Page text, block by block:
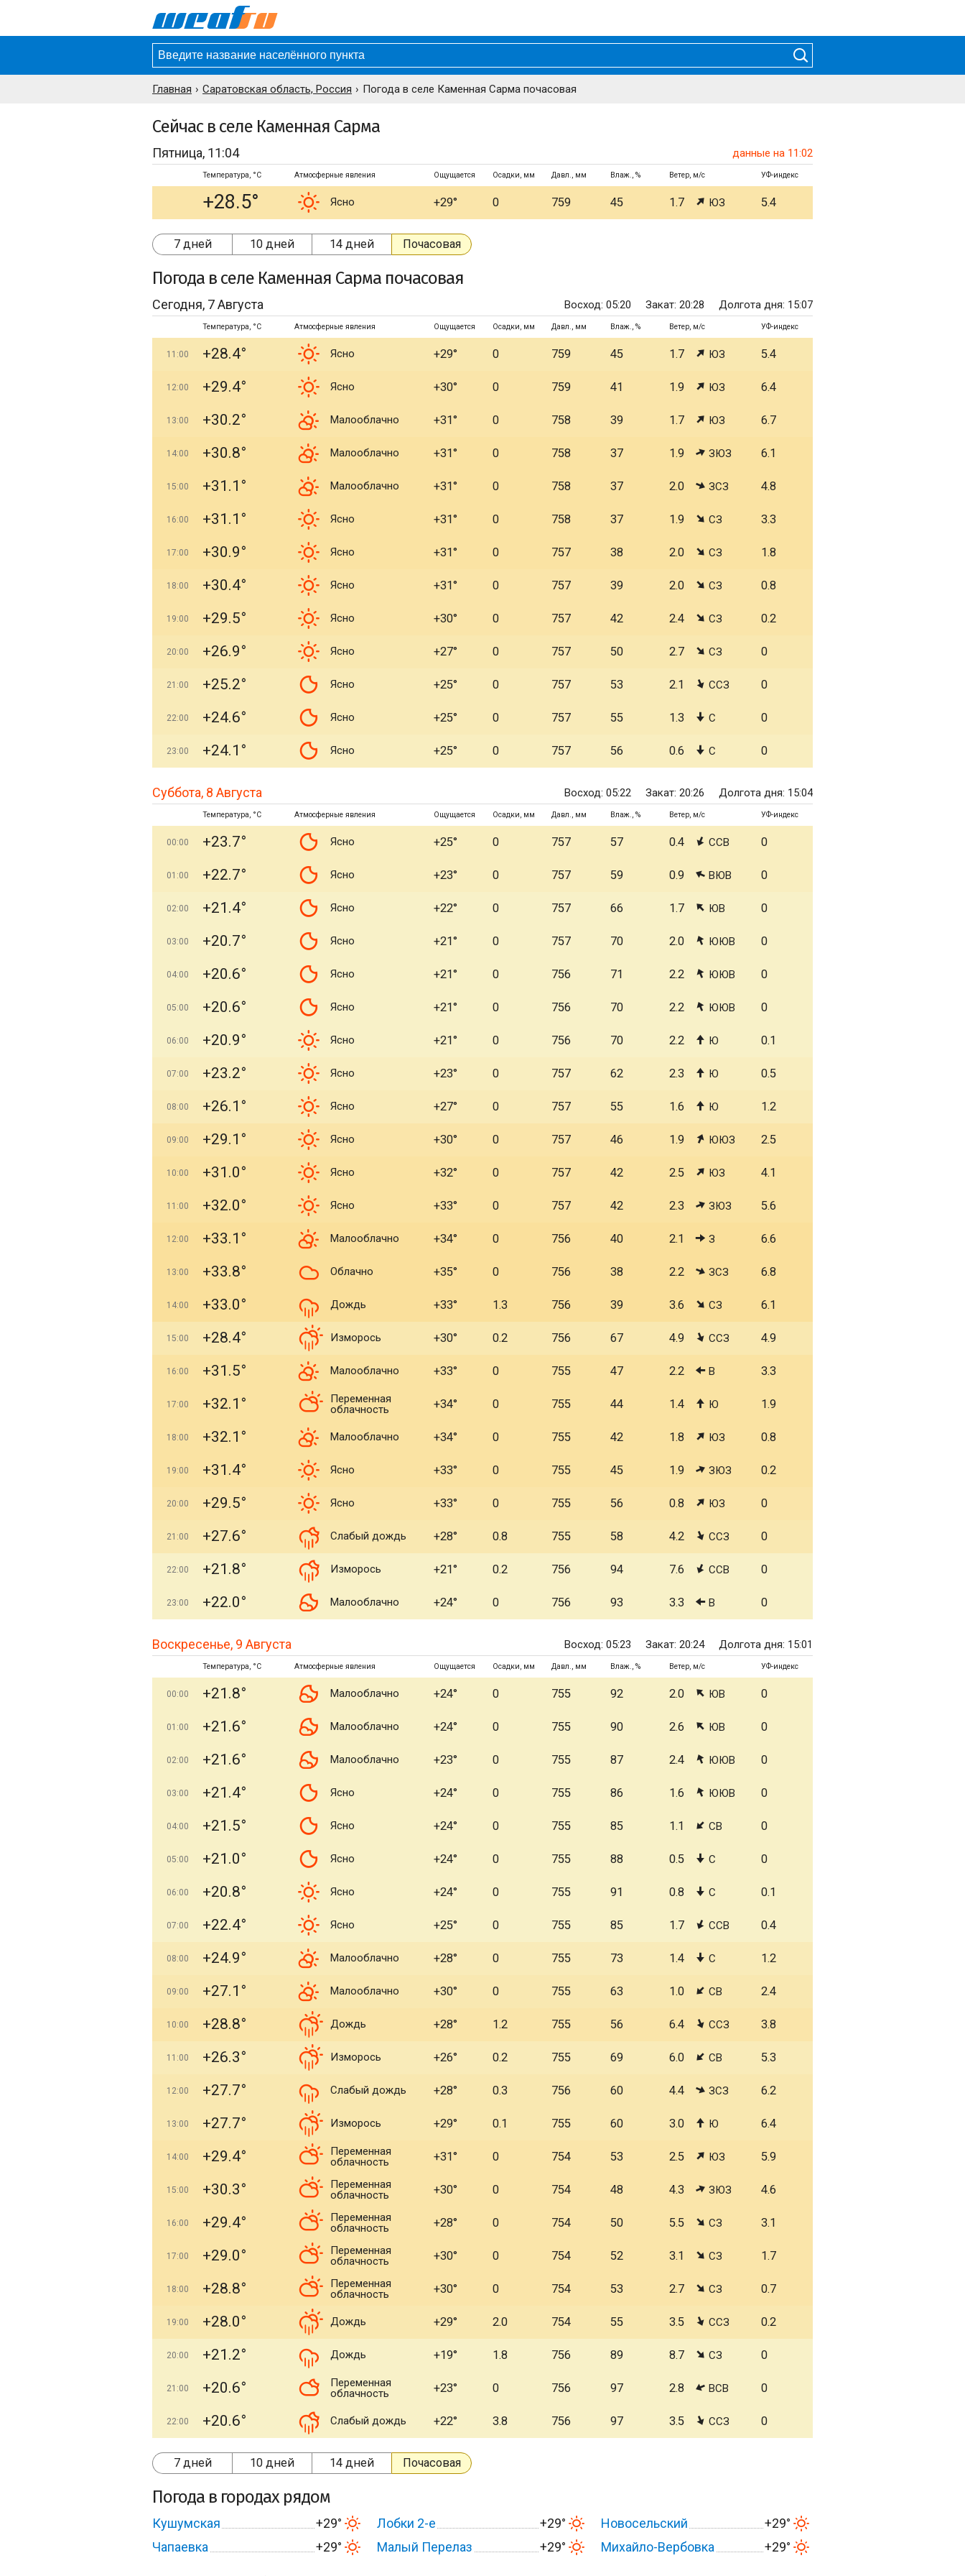
Главная Саратовская область, Россия Погода в селе Каменная Сарма почасовая
Сейчас в селе Каменная Сарма
Пятница, 11:04 данные на 11:02
Температура, °C Атмосферные явления Ощущается Осадки, мм Давл., мм Влаж., % Ветер, м/с УФ-индекс
+28.5° Ясно +29° 0 759 45 1.7 ЮЗ 5.4
7 дней 10 дней 14 дней Почасовая
Погода в селе Каменная Сарма почасовая
Сегодня, 7 Августа Восход: 05:20 Закат: 20:28 Долгота дня: 15:07
Температура, °C Атмосферные явления Ощущается Осадки, мм Давл., мм Влаж., % Ветер, м/с УФ-индекс
11:00 +28.4° Ясно +29° 0 759 45 1.7 ЮЗ 5.4
12:00 +29.4° Ясно +30° 0 759 41 1.9 ЮЗ 6.4
13:00 +30.2° Малооблачно +31° 0 758 39 1.7 ЮЗ 6.7
14:00 +30.8° Малооблачно +31° 0 758 37 1.9 ЗЮЗ 6.1
15:00 +31.1° Малооблачно +31° 0 758 37 2.0 ЗСЗ 4.8
16:00 +31.1° Ясно +31° 0 758 37 1.9 СЗ 3.3
17:00 +30.9° Ясно +31° 0 757 38 2.0 СЗ 1.8
18:00 +30.4° Ясно +31° 0 757 39 2.0 СЗ 0.8
19:00 +29.5° Ясно +30° 0 757 42 2.4 СЗ 0.2
20:00 +26.9° Ясно +27° 0 757 50 2.7 СЗ 0
21:00 +25.2° Ясно +25° 0 757 53 2.1 ССЗ 0
22:00 +24.6° Ясно +25° 0 757 55 1.3 С 0
23:00 +24.1° Ясно +25° 0 757 56 0.6 С 0
Суббота, 8 Августа Восход: 05:22 Закат: 20:26 Долгота дня: 15:04
Температура, °C Атмосферные явления Ощущается Осадки, мм Давл., мм Влаж., % Ветер, м/с УФ-индекс
00:00 +23.7° Ясно +25° 0 757 57 0.4 ССВ 0
01:00 +22.7° Ясно +23° 0 757 59 0.9 ВЮВ 0
02:00 +21.4° Ясно +22° 0 757 66 1.7 ЮВ 0
03:00 +20.7° Ясно +21° 0 757 70 2.0 ЮЮВ 0
04:00 +20.6° Ясно +21° 0 756 71 2.2 ЮЮВ 0
05:00 +20.6° Ясно +21° 0 756 70 2.2 ЮЮВ 0
06:00 +20.9° Ясно +21° 0 756 70 2.2 Ю 0.1
07:00 +23.2° Ясно +23° 0 757 62 2.3 Ю 0.5
08:00 +26.1° Ясно +27° 0 757 55 1.6 Ю 1.2
09:00 +29.1° Ясно +30° 0 757 46 1.9 ЮЮЗ 2.5
10:00 +31.0° Ясно +32° 0 757 42 2.5 ЮЗ 4.1
11:00 +32.0° Ясно +33° 0 757 42 2.3 ЗЮЗ 5.6
12:00 +33.1° Малооблачно +34° 0 756 40 2.1 З 6.6
13:00 +33.8° Облачно +35° 0 756 38 2.2 ЗСЗ 6.8
14:00 +33.0° Дождь +33° 1.3 756 39 3.6 СЗ 6.1
15:00 +28.4° Изморось +30° 0.2 756 67 4.9 ССЗ 4.9
16:00 +31.5° Малооблачно +33° 0 755 47 2.2 В 3.3
17:00 +32.1°
Переменная
облачность
+34° 0 755 44 1.4 Ю 1.9
18:00 +32.1° Малооблачно +34° 0 755 42 1.8 ЮЗ 0.8
19:00 +31.4° Ясно +33° 0 755 45 1.9 ЗЮЗ 0.2
20:00 +29.5° Ясно +33° 0 755 56 0.8 ЮЗ 0
21:00 +27.6° Слабый дождь +28° 0.8 755 58 4.2 ССЗ 0
22:00 +21.8° Изморось +21° 0.2 756 94 7.6 ССВ 0
23:00 +22.0° Малооблачно +24° 0 756 93 3.3 В 0
Воскресенье, 9 Августа Восход: 05:23 Закат: 20:24 Долгота дня: 15:01
Температура, °C Атмосферные явления Ощущается Осадки, мм Давл., мм Влаж., % Ветер, м/с УФ-индекс
00:00 +21.8° Малооблачно +24° 0 755 92 2.0 ЮВ 0
01:00 +21.6° Малооблачно +24° 0 755 90 2.6 ЮВ 0
02:00 +21.6° Малооблачно +23° 0 755 87 2.4 ЮЮВ 0
03:00 +21.4° Ясно +24° 0 755 86 1.6 ЮЮВ 0
04:00 +21.5° Ясно +24° 0 755 85 1.1 СВ 0
05:00 +21.0° Ясно +24° 0 755 88 0.5 С 0
06:00 +20.8° Ясно +24° 0 755 91 0.8 С 0.1
07:00 +22.4° Ясно +25° 0 755 85 1.7 ССВ 0.4
08:00 +24.9° Малооблачно +28° 0 755 73 1.4 С 1.2
09:00 +27.1° Малооблачно +30° 0 755 63 1.0 СВ 2.4
10:00 +28.8° Дождь +28° 1.2 755 56 6.4 ССЗ 3.8
11:00 +26.3° Изморось +26° 0.2 755 69 6.0 СВ 5.3
12:00 +27.7° Слабый дождь +28° 0.3 756 60 4.4 ЗСЗ 6.2
13:00 +27.7° Изморось +29° 0.1 755 60 3.0 Ю 6.4
14:00 +29.4°
Переменная
облачность
+31° 0 754 53 2.5 ЮЗ 5.9
15:00 +30.3°
Переменная
облачность
+30° 0 754 48 4.3 ЗЮЗ 4.6
16:00 +29.4°
Переменная
облачность
+28° 0 754 50 5.5 СЗ 3.1
17:00 +29.0°
Переменная
облачность
+30° 0 754 52 3.1 СЗ 1.7
18:00 +28.8°
Переменная
облачность
+30° 0 754 53 2.7 СЗ 0.7
19:00 +28.0° Дождь +29° 2.0 754 55 3.5 ССЗ 0.2
20:00 +21.2° Дождь +19° 1.8 756 89 8.7 СЗ 0
21:00 +20.6°
Переменная
облачность
+23° 0 756 97 2.8 ВСВ 0
22:00 +20.6° Слабый дождь +22° 3.8 756 97 3.5 ССЗ 0
7 дней 10 дней 14 дней Почасовая
Погода в городах рядом
Кушумская +29° Лобки 2-е +29° Новосельский
+29°
Чапаевка
+29° Малый Перелаз +29° Михайло-Вербовка +29°